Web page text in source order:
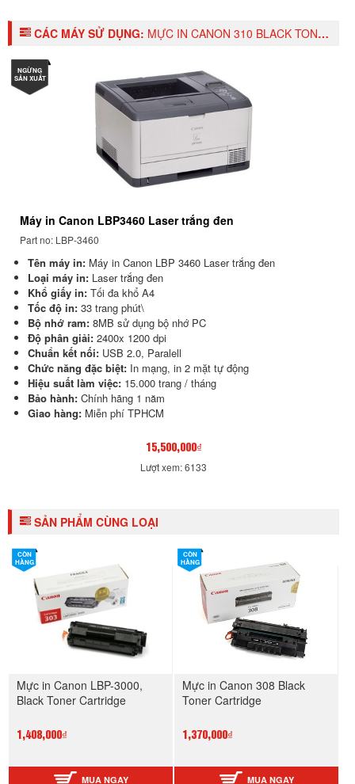
CÁC MÁY SỬ DỤNG: MỰC IN CANON 310 BLACK TONER CARTIDGE
NGỪNG
SẢN XUẤT
Máy in Canon LBP3460 Laser trắng đen
Part no: LBP-3460
Tên máy in: Máy in Canon LBP 3460 Laser trắng đen
Loại máy in: Laser trắng đen
Khổ giấy in: Tối đa khổ A4
Tốc độ in: 33 trang phút\
Bộ nhớ ram: 8MB sử dụng bộ nhớ PC
Độ phân giải: 2400x 1200 dpi
Chuẩn kết nối: USB 2.0, Paralell
Chức năng đặc biệt: In mạng, in 2 mặt tự động
Hiệu suất làm việc: 15.000 trang / tháng
Bảo hành: Chính hãng 1 năm
Giao hàng: Miễn phí TPHCM
15,500,000₫
Lượt xem: 6133
SẢN PHẨM CÙNG LOẠI
CÒN
HÀNG
Mực in Canon LBP-3000,
Black Toner Cartridge
1,408,000₫
MUA NGAY
CÒN
HÀNG
Mực in Canon 308 Black
Toner Cartridge
1,370,000₫
MUA NGAY